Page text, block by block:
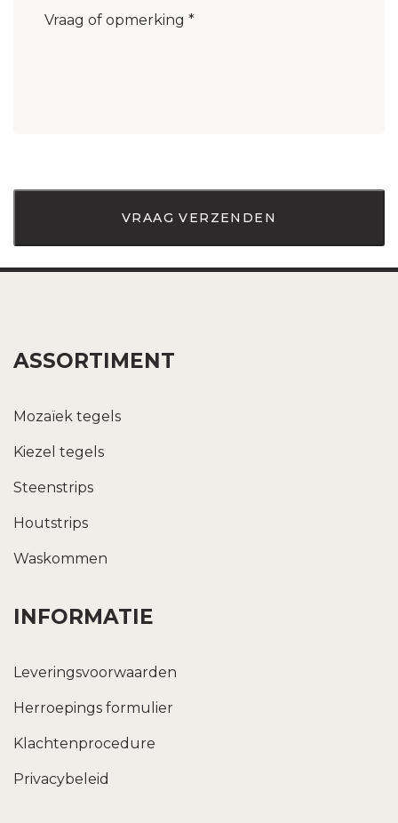
ASSORTIMENT
Mozaïek tegels
Kiezel tegels
Steenstrips
Houtstrips
Waskommen
INFORMATIE
Leveringsvoorwaarden
Herroepings formulier
Klachtenprocedure
Privacybeleid